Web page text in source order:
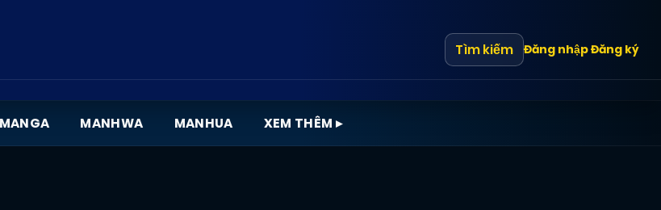
Tìm kiếm Đăng nhậpĐăng ký
MANGA MANHWA MANHUA XEM THÊM ▸